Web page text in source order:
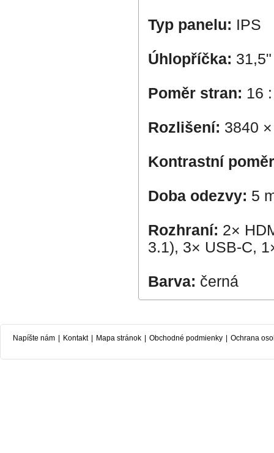
Typ panelu: IPS
Úhlopříčka: 31,5"
Poměr stran: 16
Rozlišení: 3840
Kontrastní
Doba odezvy: 5
Rozhraní: 2×
3.1), 3× USB-C,
Barva: černá
Napíšte nám Kontakt Mapa stránok Obchodné podmienky Ochrana